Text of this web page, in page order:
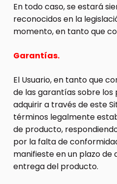
En todo caso, se estará
reconocidos en la
momento, en tanto que
Garantías.
El Usuario, en tanto que
de las garantías sobre
adquirir a través de este
términos legalmente
de producto,
por la falta de
manifieste en un plazo de
entrega del producto.